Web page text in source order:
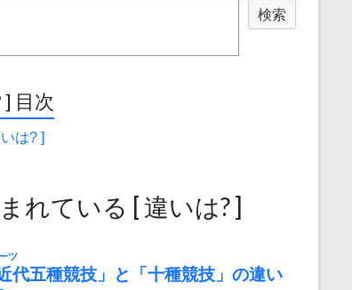
検索
] 目次
は? ]
れている [ 違いは? ]